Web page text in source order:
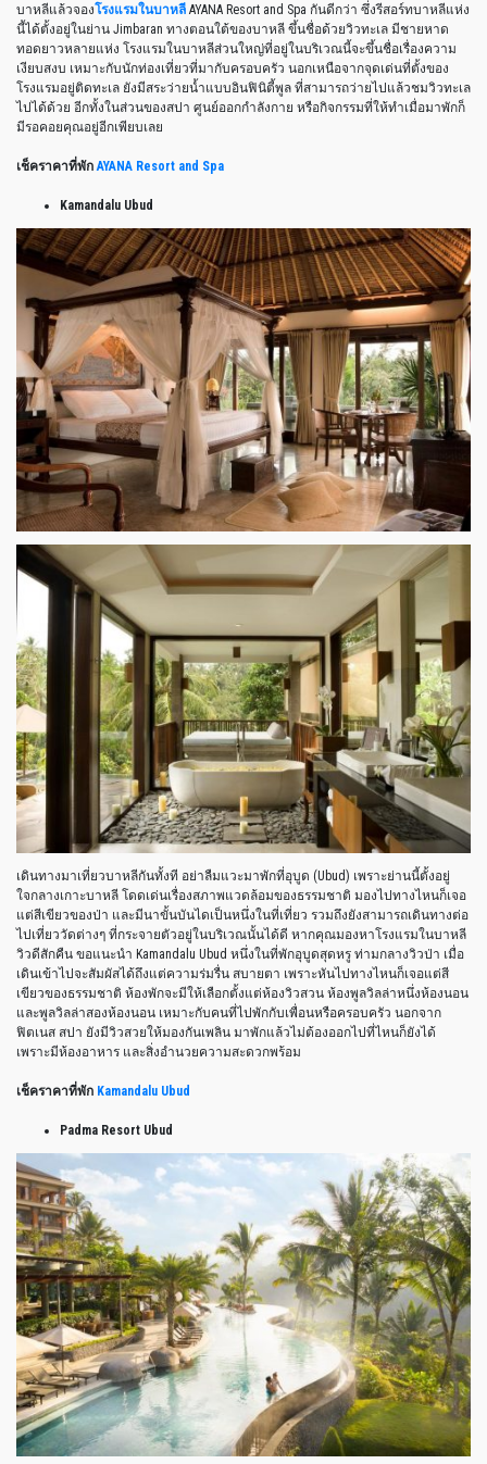
บาหลีแล้วจองโรงแรมในบาหลี AYANA Resort and Spa กันดีกว่า ซึ่งรีสอร์ทบาหลีแห่ง
นี้ได้ตั้งอยู่ในย่าน Jimbaran ทางตอนใต้ของบาหลี ขึ้นชื่อด้วยวิวทะเล มีชายหาด
ทอดยาวหลายแห่ง โรงแรมในบาหลีส่วนใหญ่ที่อยู่ในบริเวณนี้จะขึ้นชื่อเรื่องความ
เงียบสงบ เหมาะกับนักท่องเที่ยวที่มากับครอบครัว นอกเหนือจากจุดเด่นที่ตั้งของ
โรงแรมอยู่ติดทะเล ยังมีสระว่ายน้ำแบบอินฟินิตี้พูล ที่สามารถว่ายไปแล้วชมวิวทะเล
ไปได้ด้วย อีกทั้งในส่วนของสปา ศูนย์ออกกำลังกาย หรือกิจกรรมที่ให้ทำเมื่อมาพักก็
มีรอคอยคุณอยู่อีกเพียบเลย
เช็คราคาที่พักAYANA Resort and Spa
Kamandalu Ubud
เดินทางมาเที่ยวบาหลีกันทั้งที อย่าลืมแวะมาพักที่อุบูด (Ubud) เพราะย่านนี้ตั้งอยู่
ใจกลางเกาะบาหลี โดดเด่นเรื่องสภาพแวดล้อมของธรรมชาติ มองไปทางไหนก็เจอ
แต่สีเขียวของป่า และมีนาขั้นบันไดเป็นหนึ่งในที่เที่ยว รวมถึงยังสามารถเดินทางต่อ
ไปเที่ยววัดต่างๆ ที่กระจายตัวอยู่ในบริเวณนั้นได้ดี หากคุณมองหาโรงแรมในบาหลี
วิวดีสักคืน ขอแนะนำ Kamandalu Ubud หนึ่งในที่พักอุบูดสุดหรู ท่ามกลางวิวป่า เมื่อ
เดินเข้าไปจะสัมผัสได้ถึงแต่ความร่มรื่น สบายตา เพราะหันไปทางไหนก็เจอแต่สี
เขียวของธรรมชาติ ห้องพักจะมีให้เลือกตั้งแต่ห้องวิวสวน ห้องพูลวิลล่าหนึ่งห้องนอน
และพูลวิลล่าสองห้องนอน เหมาะกับคนที่ไปพักกับเพื่อนหรือครอบครัว นอกจาก
ฟิตเนส สปา ยังมีวิวสวยให้มองกันเพลิน มาพักแล้วไม่ต้องออกไปที่ไหนก็ยังได้
เพราะมีห้องอาหาร และสิ่งอำนวยความสะดวกพร้อม
เช็คราคาที่พัก Kamandalu Ubud
Padma Resort Ubud